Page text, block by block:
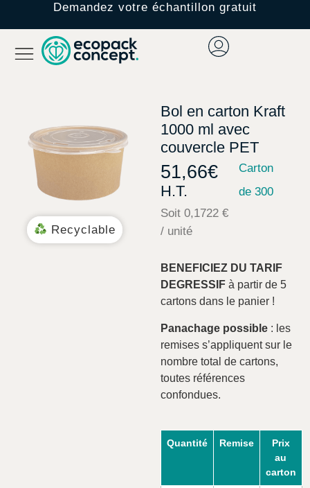
Demandez votre échantillon gratuit
Recyclable
Bol en carton Kraft
1000 ml avec
couvercle PET
51,66€
H.T.
Soit 0,1722 €
/ unité
Carton
de 300
BENEFICIEZ DU TARIF
DEGRESSIFà partir de 5
cartons dans le panier !
Panachage possible: les
remises s’appliquent sur le
nombre total de cartons,
toutes références
confondues.
Quantité Remise
Prix
au
carton